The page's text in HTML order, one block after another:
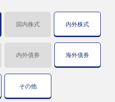
国内株式 内外株式
内外債券 海外債券
その他